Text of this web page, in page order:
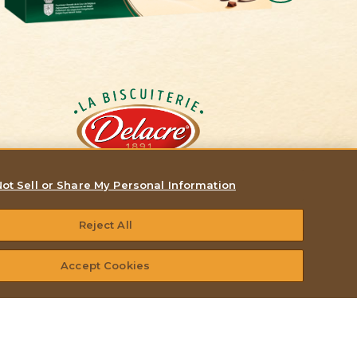
TENTATION CHOCOLAT
150G
Sell or Share My Personal Information
Reject All
Accept Cookies